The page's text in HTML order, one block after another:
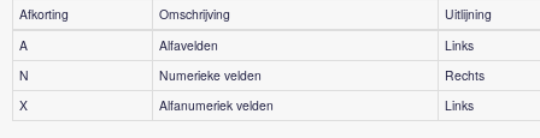
Afkorting Omschrijving
Uitlijning
A
Alfavelden
Links
N
Numerieke velden
Rechts
X
Alfanumeriek velden Links